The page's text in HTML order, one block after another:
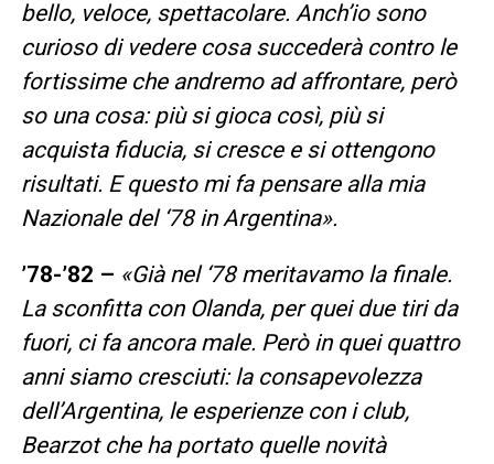
bello, veloce, spettacolare. Anch’io sono
curioso di vedere cosa succederà contro le
fortissime che andremo ad affrontare, però
so una cosa: più si gioca così, più si
acquista fiducia, si cresce e si ottengono
risultati. E questo mi fa pensare alla mia
Nazionale del ‘78 in Argentina».
’78-’82 – «Già nel ‘78 meritavamo la finale.
La sconfitta con Olanda, per quei due tiri da
fuori, ci fa ancora male. Però in quei quattro
anni siamo cresciuti: la consapevolezza
dell’Argentina, le esperienze con i club,
Bearzot che ha portato quelle novità